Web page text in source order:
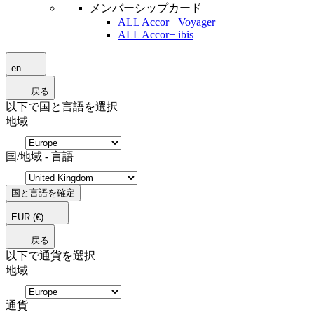
メンバーシップカード
ALL Accor+ Voyager
ALL Accor+ ibis
en
戻る
以下で国と言語を選択
地域
国/地域 - 言語
国と言語を確定
EUR (€)
戻る
以下で通貨を選択
地域
通貨